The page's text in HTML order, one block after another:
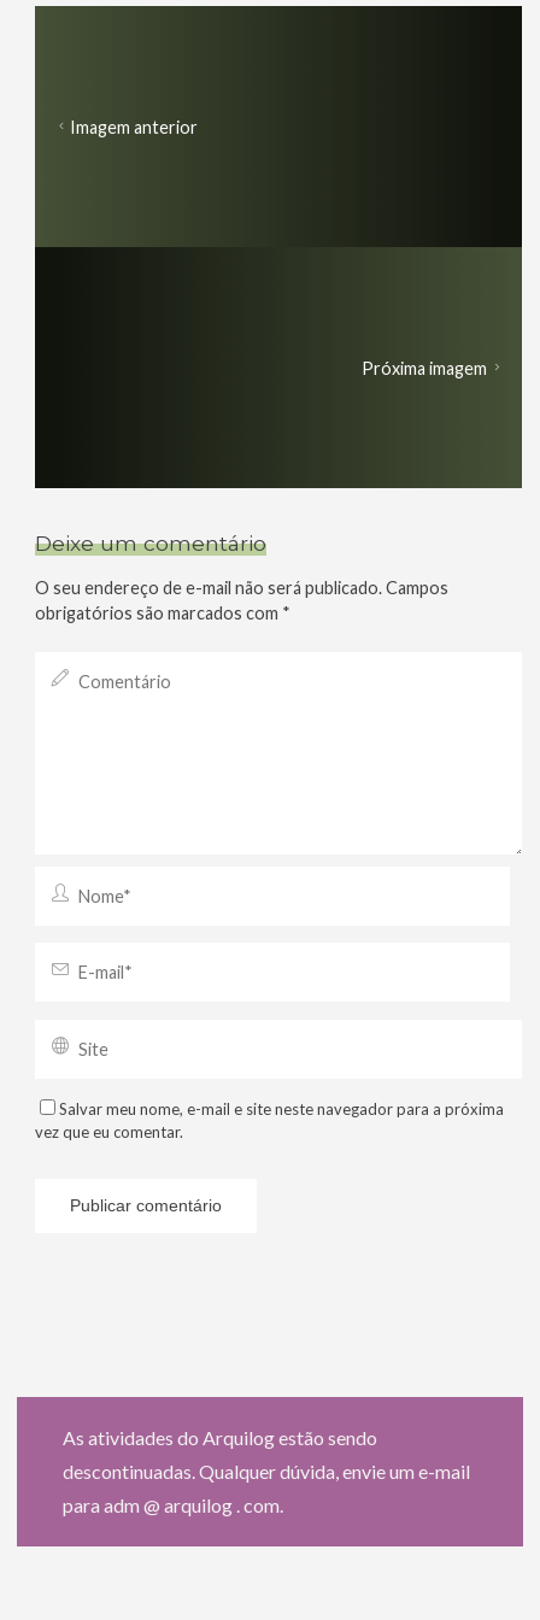
Imagem anterior
Próxima imagem
Deixe um comentário
O seu endereço de e-mail não será publicado.Campos
obrigatórios são marcados com *
Salvar meu nome, e-mail e site neste navegador para a próxima
vez que eu comentar.
As atividades do Arquilog estão sendo
descontinuadas. Qualquer dúvida, envie um e-mail
para adm @ arquilog . com.